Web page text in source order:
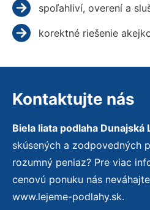
spoľahliví, overení a
korektné riešenie
Kontaktujte nás
Biela liata podlaha Dunajská
skúsených a zodpovedných
rozumný peniaz? Pre viac
cenovú ponuku nás
www.lejeme-podlahy.sk.